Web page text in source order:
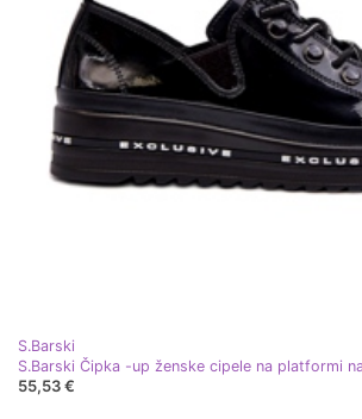
S.Barski
55,53 €